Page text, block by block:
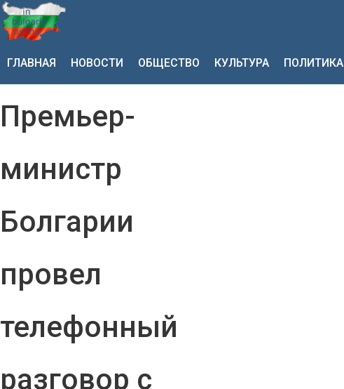
ГЛАВНАЯ НОВОСТИ ОБЩЕСТВО КУЛЬТУРА ПОЛИТИКА
Премьер-
министр
Болгарии
провел
телефонный
разговор с